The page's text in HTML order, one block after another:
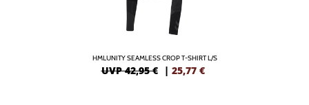
HMLUNITY SEAMLESS CROP T-SHIRT L/S
UVP 42,95 € | 25,77 €